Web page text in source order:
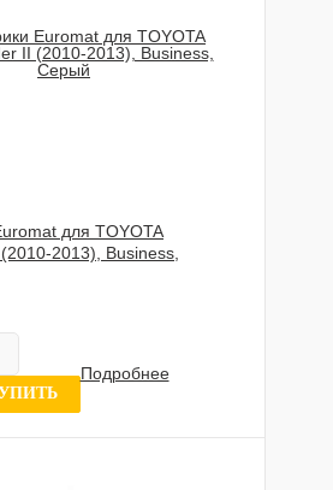
для TOYOTA
2013), Business,
0 отзывовПодробнее